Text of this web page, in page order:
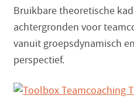
Bruikbare theoretische
achtergronden voor
vanuit groepsdynamisch
perspectief.